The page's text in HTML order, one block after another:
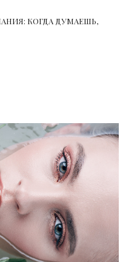
КОГДА ДУМАЕШЬ,